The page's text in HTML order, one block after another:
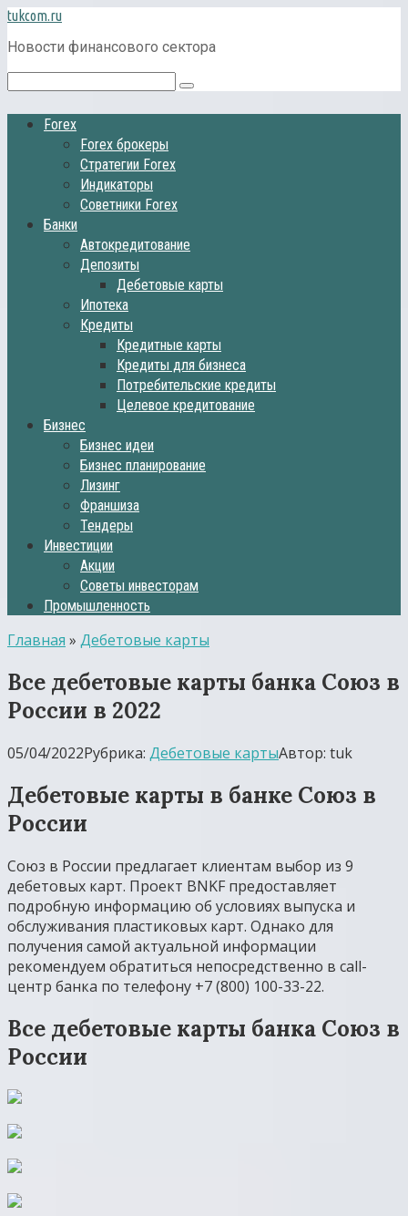
Перейти
к
контенту
tukcom.ru
Новости финансового сектора
Поиск:
Forex
Forex брокеры
Стратегии Forex
Индикаторы
Советники Forex
Банки
Автокредитование
Депозиты
Дебетовые карты
Ипотека
Кредиты
Кредитные карты
Кредиты для бизнеса
Потребительские кредиты
Целевое кредитование
Бизнес
Бизнес идеи
Бизнес планирование
Лизинг
Франшиза
Тендеры
Инвестиции
Акции
Советы инвесторам
Промышленность
Главная » Дебетовые карты
Все дебетовые карты банка Союз в
России в 2022
05/04/2022Рубрика: Дебетовые картыАвтор: tuk
Дебетовые карты в банке Союз в
России
Союз в России предлагает клиентам выбор из 9
дебетовых карт. Проект BNKF предоставляет
подробную информацию об условиях выпуска и
обслуживания пластиковых карт. Однако для
получения самой актуальной информации
рекомендуем обратиться непосредственно в call-
центр банка по телефону +7 (800) 100-33-22.
Все дебетовые карты банка Союз в
России